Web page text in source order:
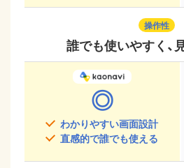
操作性
誰でも使いやすく、
◎
わかりやすい画面設計
直感的で誰でも使える